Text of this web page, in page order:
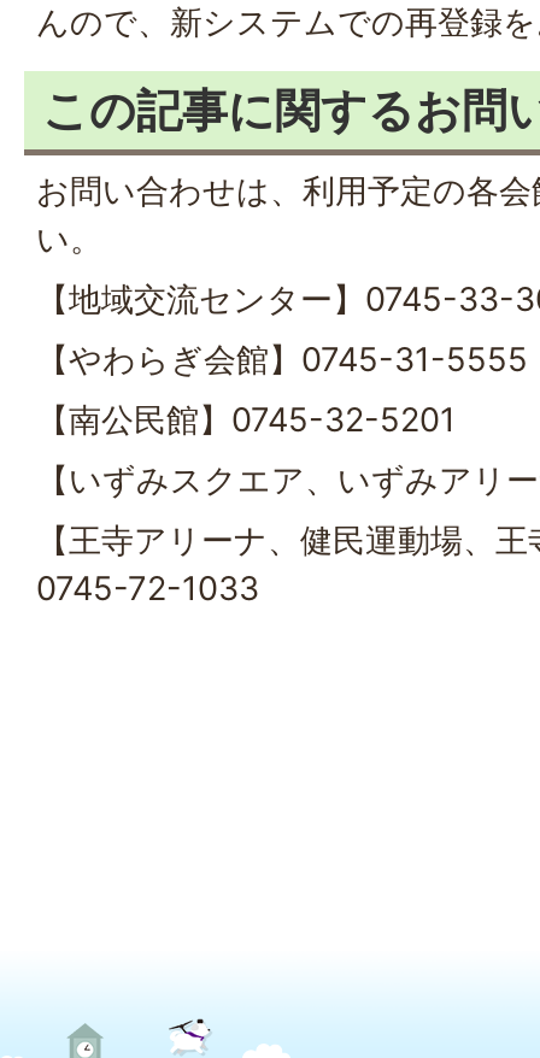
んので、新システムでの再登録
この記事に関するお問
お問い合わせは、利用予定の各
い。
【地域交流センター】0745-33-
【やわらぎ会館】0745-31-5555
【南公民館】0745-32-5201
【いずみスクエア、いずみアリ
【王寺アリーナ、健民運動場、
0745-72-1033